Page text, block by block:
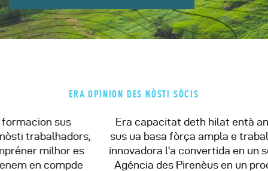
ERA OPINION DES NÒSTI SÒCIS
Era capacitat deth hilat entà amassar a persones
sus ua basa fòrça ampla e trabalhar de forma fòrça
innovadora l’a convertida en un sòci e aliat clau dera
Agéncia des Pirenèus en un procès de refortiment